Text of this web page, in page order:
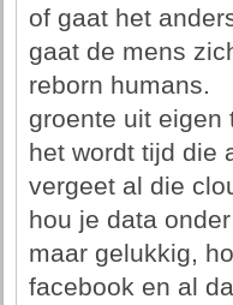
of gaat het
gaat de mens
reborn humans.
groente uit eigen
het wordt tijd die
vergeet al die
hou je data
maar gelukkig,
facebook en al